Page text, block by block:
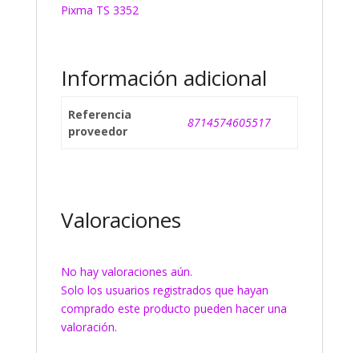
Pixma TS 3352
Información adicional
Referencia
proveedor
8714574605517
Valoraciones
No hay valoraciones aún.
Solo los usuarios registrados que hayan
comprado este producto pueden hacer una
valoración.